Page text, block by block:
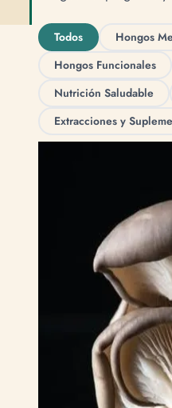
Todos
Hongos
Hongos Funcionales
Nutrición Saludable
Extracciones y